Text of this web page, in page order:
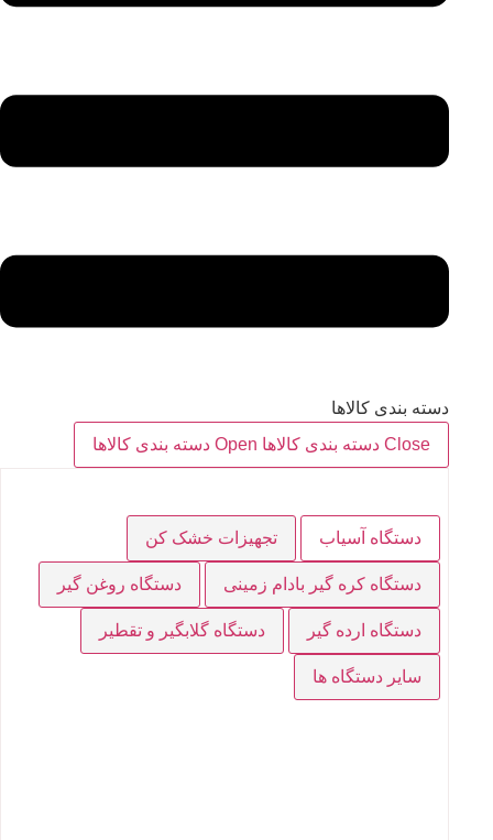
دسته بندی کالاها
Close دسته بندی کالاها
Open دسته بندی کالاها
دستگاه آسیاب تجهیزات خشک کن
دستگاه کره گیر بادام زمینی دستگاه روغن گیر
دستگاه ارده گیر دستگاه گلابگیر و تقطیر
سایر دستگاه ها